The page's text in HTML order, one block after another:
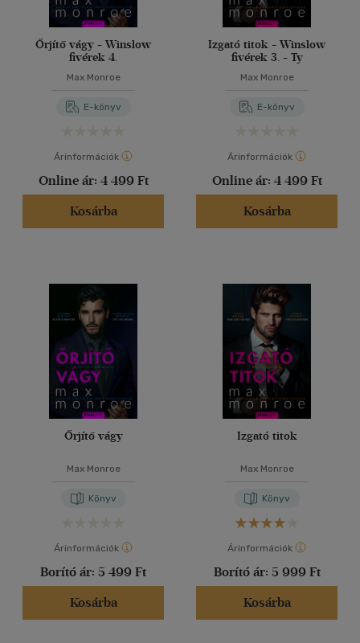
Őrjítő vágy - Winslow
fivérek 4.
Max Monroe
E-könyv
Árinformációk
Online ár: 4 499 Ft
Kosárba
Izgató titok - Winslow
fivérek 3. - Ty
Max Monroe
E-könyv
Árinformációk
Online ár: 4 499 Ft
Kosárba
Őrjítő vágy
Max Monroe
Könyv
Árinformációk
Borító ár: 5 499 Ft
Kosárba
Izgató titok
Max Monroe
Könyv
Árinformációk
Borító ár: 5 999 Ft
Kosárba